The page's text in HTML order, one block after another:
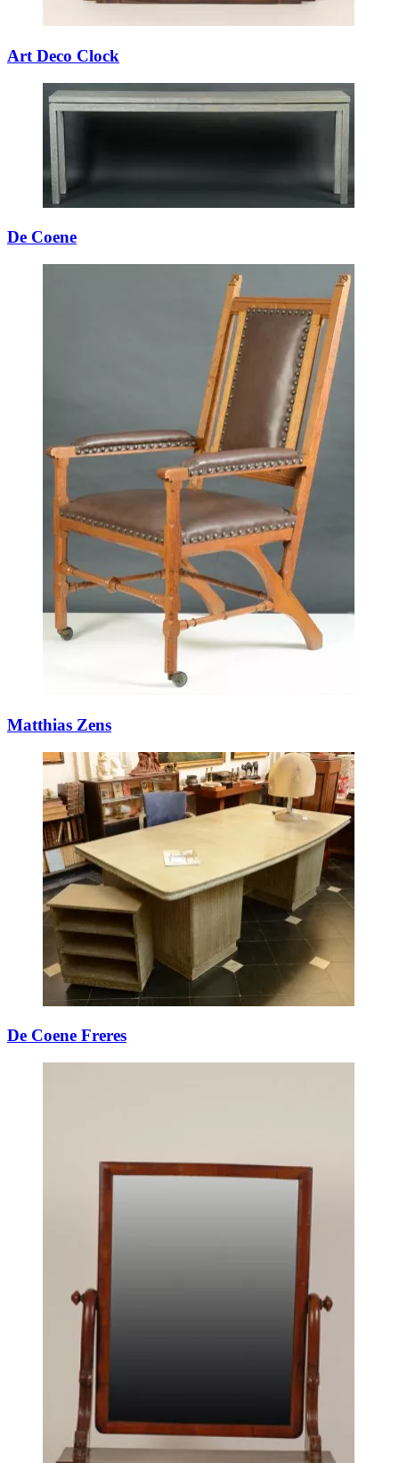
Art Deco Clock
De Coene
Matthias Zens
De Coene Freres